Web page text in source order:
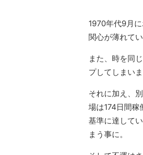
1970年代9月
関心が薄れてい
また、時を同
プしてしまいま
それに加え、
場は174日間稼
基準に達して
まう事に。